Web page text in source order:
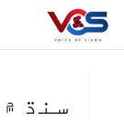
سنڌ